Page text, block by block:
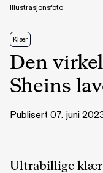
Klær
Den
Sheins
Publisert 07. juni
Illustrasjonsfoto
Ultrabillige klær